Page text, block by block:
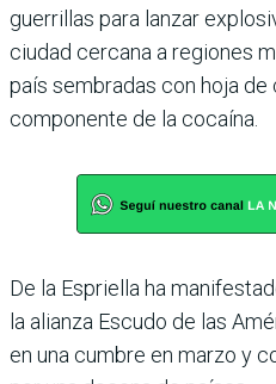
guerrillas para lanzar
ciudad cercana a regiones
país sembradas con hoja de
componente de la cocaína.
De la Espriella ha
la alianza Escudo de las
en una cumbre en marzo y